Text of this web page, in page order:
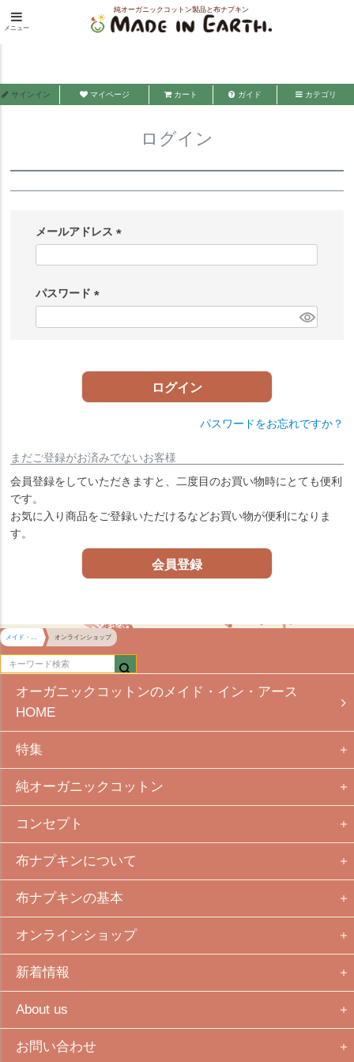
純オーガニックコットン製品と布ナプキン
メイド・イン・アース
メニュー
HOME ログイン
サインイン マイページ カート ガイド カテゴリ
ログイン
メールアドレス
)
パスワード
ログイン
パスワードをお忘れですか？
まだご登録がお済みでないお客様
会員登録をしていただきますと、二度目のお買い物時にとても便利
です。
お気に入り商品をご登録いただけるなどお買い物が便利になりま
す。
会員登録
メイド・イン・アース HOME オンラインショップ
オーガニックコットンのメイド・イン・アース
HOME
特集
純オーガニックコットン
コンセプト
布ナプキンについて
布ナプキンの基本
オンラインショップ
新着情報
About us
お問い合わせ